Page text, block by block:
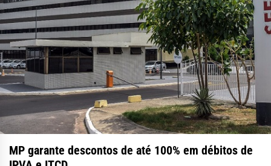
MP garante descontos de até 100% em débitos de